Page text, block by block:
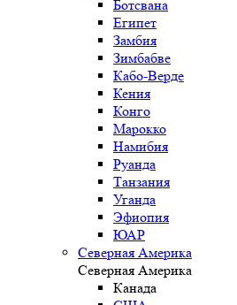
Ботсвана
Египет
Замбия
Зимбабве
Кабо-Верде
Кения
Конго
Марокко
Намибия
Руанда
Танзания
Уганда
Эфиопия
ЮАР
Северная Америка
Северная Америка
Канада